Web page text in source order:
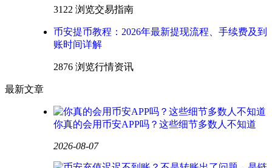
3122 浏览交易指南
币安提币教程：2026年最新提现流程、手续费及到
账时间详解
2876 浏览行情资讯
最新文章
你真的会用币安APP吗？这些细节多数人不知道
2026-08-07